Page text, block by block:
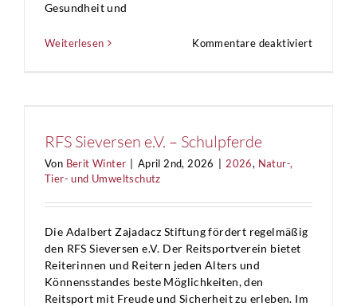
Gesundheit und
Weiterlesen Kommentare deaktiviertfür
RFS Sieversen e.V. – Schulpferde
Von Berit Winter April 2nd, 2026 2026, Natur-,
Tier- und Umweltschutz
Die Adalbert Zajadacz Stiftung fördert regelmäßig
den RFS Sieversen e.V. Der Reitsportverein bietet
Reiterinnen und Reitern jeden Alters und
Könnensstandes beste Möglichkeiten, den
Reitsport mit Freude und Sicherheit zu erleben. Im